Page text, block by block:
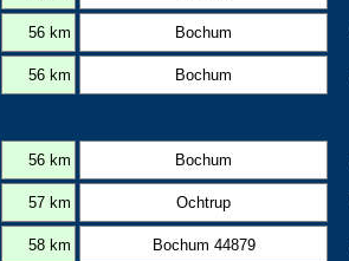
56 km Bochum
56 km Bochum
56 km Bochum
57 km Ochtrup
58 km Bochum 44879